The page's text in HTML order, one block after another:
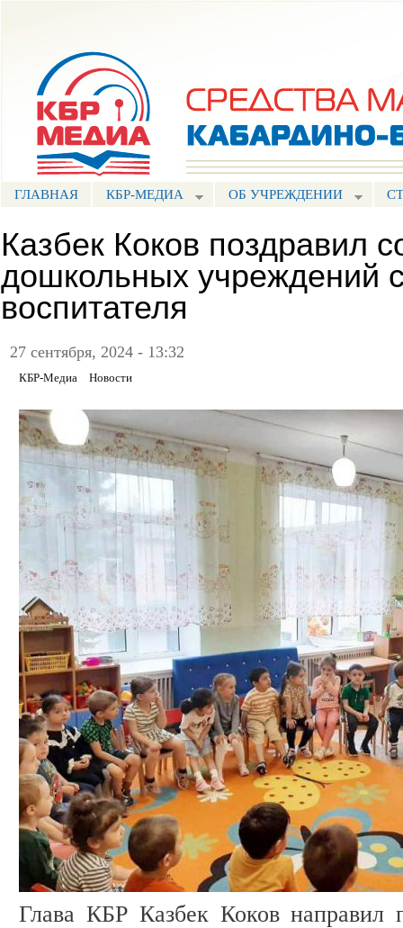
ГЛАВНАЯ КБР-МЕДИА ОБ УЧРЕЖДЕНИИ
Казбек Коков поздравил
дошкольных учреждений
воспитателя
27 сентября, 2024 - 13:32
КБР-Медиа Новости
Глава КБР Казбек Коков направил